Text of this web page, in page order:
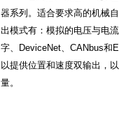
器系列。适合要求高的机械
出模式有：模拟的电压与电
字、DeviceNet、CANbus和
以提供位置和速度双输出，
量。